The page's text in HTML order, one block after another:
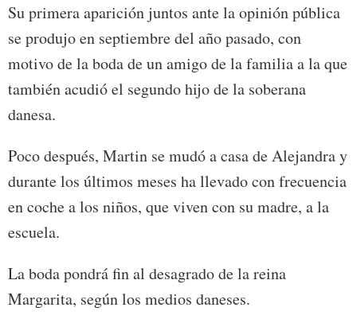
Su primera aparición juntos ante la opinión pública
se produjo en septiembre del año pasado, con
motivo de la boda de un amigo de la familia a la que
también acudió el segundo hijo de la soberana
danesa.
Poco después, Martin se mudó a casa de Alejandra y
durante los últimos meses ha llevado con frecuencia
en coche a los niños, que viven con su madre, a la
escuela.
La boda pondrá fin al desagrado de la reina
Margarita, según los medios daneses.